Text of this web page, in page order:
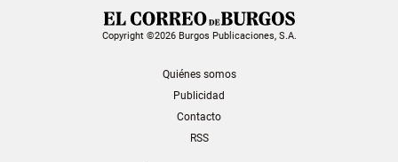
Copyright ©2026 Burgos Publicaciones, S.A.
Quiénes somos
Publicidad
Contacto
RSS